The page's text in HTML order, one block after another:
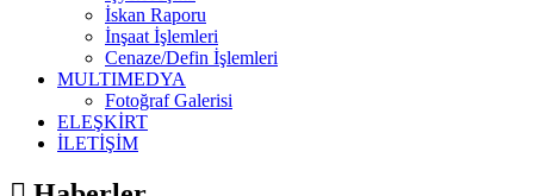
İskan Raporu
İnşaat İşlemleri
Cenaze/Defin İşlemleri
MULTIMEDYA
Fotoğraf Galerisi
ELEŞKİRT
İLETİŞİM